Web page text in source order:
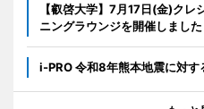
【叡啓大学】7月17日(金)ク
ニングラウンジを開催しました
i-PRO 令和8年熊本地震に対す